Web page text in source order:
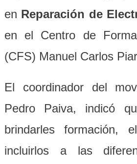
en Reparación de
en el Centro de
(CFS) Manuel Carlos
El coordinador del
Pedro Paiva, indicó
brindarles formación,
incluirlos a las